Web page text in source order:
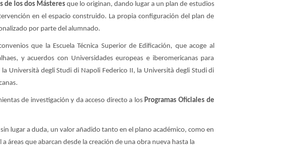
de los dos Másteresque lo originan, dando lugar a un plan de estudios
en el espacio construido. La propia configuración del plan de
por parte del alumnado.
que la Escuela Técnica Superior de Edificación, que acoge al
y acuerdos con Universidades europeas e iberomericanas para
Università degli Studi di Napoli Federico II, la Università degli Studi di
de investigación y da acceso directo a losProgramas Oficiales de
lugar a duda, un valor añadido tanto en el plano académico, como en
áreas que abarcan desde la creación de una obra nueva hasta la